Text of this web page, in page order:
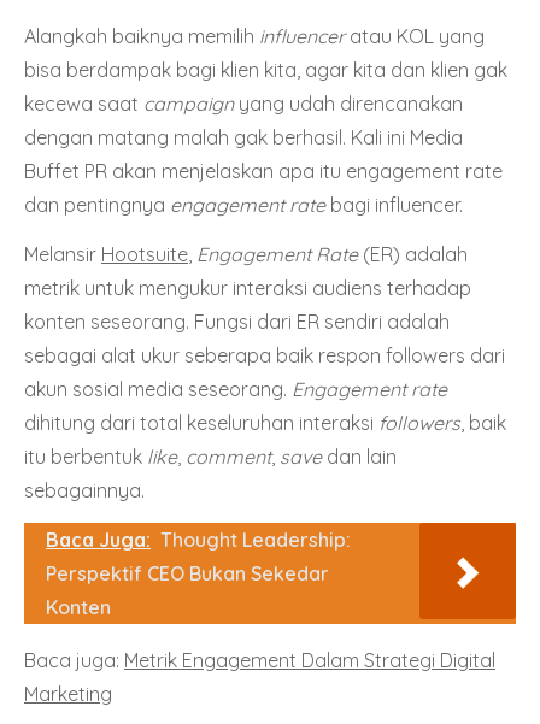
Alangkah baiknya memilih influenceratau KOL yang
bisa berdampak bagi klien kita, agar kita dan klien gak
kecewa saat campaignyang udah direncanakan
dengan matang malah gak berhasil. Kali ini Media
Buffet PR akan menjelaskan apa itu engagement rate
dan pentingnya engagement ratebagi influencer.
Melansir Hootsuite Engagement Rate(ER) adalah
metrik untuk mengukur interaksi audiens terhadap
konten seseorang. Fungsi dari ER sendiri adalah
sebagai alat ukur seberapa baik respon followers dari
akun sosial media seseorang. Engagement rate
dihitung dari total keseluruhan interaksi followers , baik
itu berbentuk like, comment, savedan lain
sebagainnya.
Baca Juga: Thought Leadership:
Perspektif CEO Bukan Sekedar
Konten
Baca juga: Metrik Engagement Dalam Strategi Digital
Marketing